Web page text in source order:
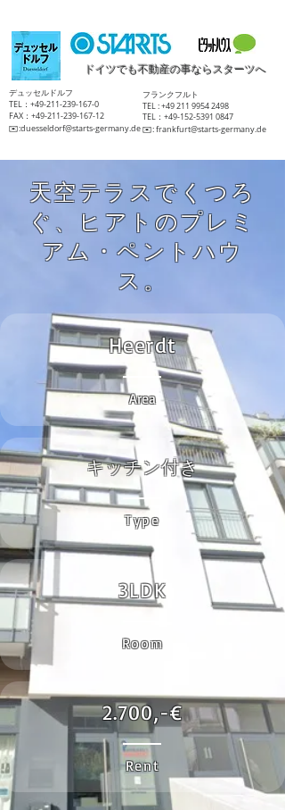
ドイツでも不動産の事ならスターツへ
​デュッセルドルフ
TEL：+49-211-239-167-0
FAX：+49-211-239-167-12
​✉️:duesseldorf@starts-germany.de
​フランクフルト
TEL :+49 211 9954 2498
TEL：+49-152-5391 0847
​✉️:frankfurt@starts-germany.de
天空テラスでくつろ
ぐ、ヒアトのプレミ
アム・ペントハウ
ス。
Heerdt
Area
キッチン付き
Type
3LDK
Room
2.700,-€
Rent